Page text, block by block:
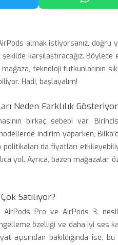
Paylaş
almak istiyorsanız, doğru
karşılaştıracağız.
teknoloji tutkunlarının
Hadi, başlayalım!
Neden Farklılık
birkaç sebebi var.
indirim yaparken,
da fiyatları
yol. Ayrıca, bazen
Satılıyor?
Pro ve AirPods 3.
özelliği ve daha iyi ses
açısından bakıldığında ise,